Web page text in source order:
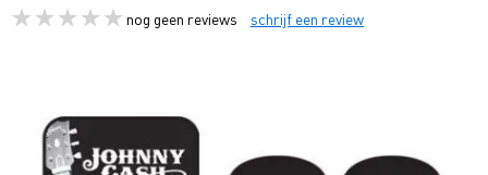
nog geen reviews schrijf een review